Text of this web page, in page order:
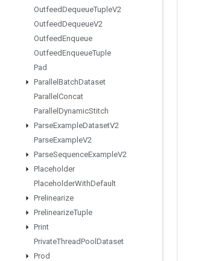
OutfeedDequeueTupleV2
OutfeedDequeueV2
OutfeedEnqueue
OutfeedEnqueueTuple
Pad
Parallel BatchDataset
Parallel Concat
Parallel DynamicStitch
ParseExampleDatasetV2
ParseExampleV2
ParseSequenceExampleV2
Placeholder
PlaceholderWithDefault
Prelinearize
PrelinearizeTuple
Print
PrivateThreadPool Dataset
Prod